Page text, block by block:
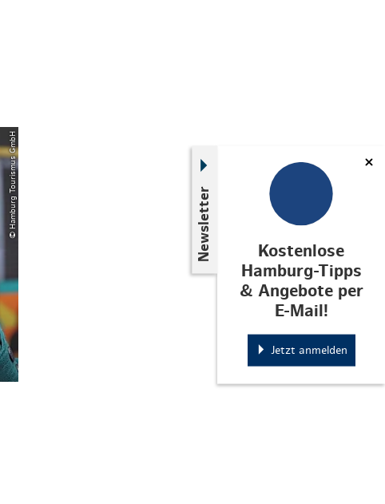
Newsletter
Kostenlose
Hamburg-Tipps
& Angebote per
E-Mail!
Jetzt anmelden
© Hamburg Tourismus GmbH